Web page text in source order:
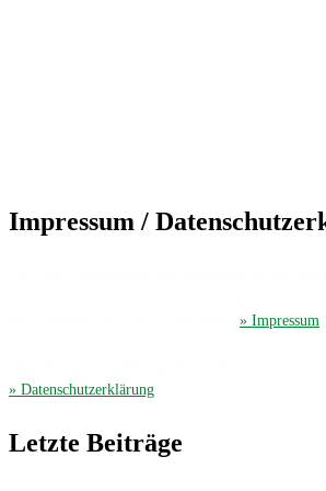
Impressum /
» Impressum
» Datenschutzerklärung
Letzte Beiträge